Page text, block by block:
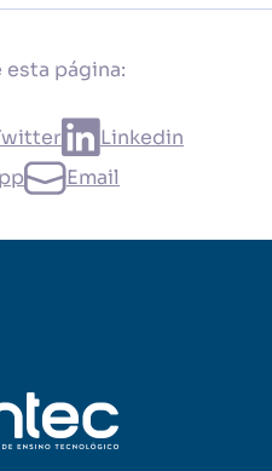
página:
Linkedin
Email